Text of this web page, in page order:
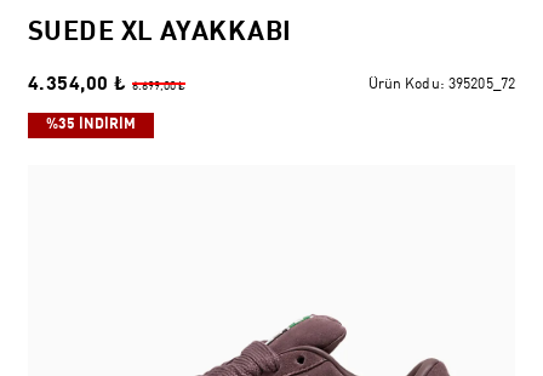
SUEDE XL AYAKKABI
4.354,00 ₺ 6.699,00 ₺ Ürün Kodu: 395205_72
%35 İNDİRİM